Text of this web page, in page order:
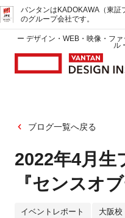
バンタンはKADOKAWA（東証
のグループ会社です。
ー デザイン・WEB・映像・フ
ル
ブログ一覧へ戻る
2022年4月生
『センスオ
イベントレポート 大阪校